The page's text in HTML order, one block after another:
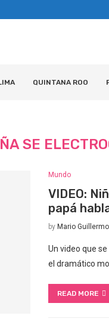
QUINTANA ROO
SE
Mundo
VIDEO:
papá
by Mario Guillermo
Un video que
el dramático
READ MORE